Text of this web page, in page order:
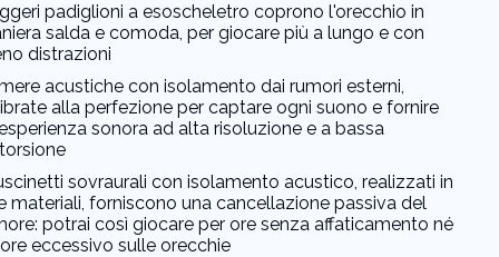
padiglioni a esoscheletro coprono l'orecchio in
salda e comoda, per giocare più a lungo e con
distrazioni
acustiche con isolamento dai rumori esterni,
alla perfezione per captare ogni suono e fornire
sonora ad alta risoluzione e a bassa
sovraurali con isolamento acustico, realizzati in
materiali, forniscono una cancellazione passiva del
potrai così giocare per ore senza affaticamento né
eccessivo sulle orecchie